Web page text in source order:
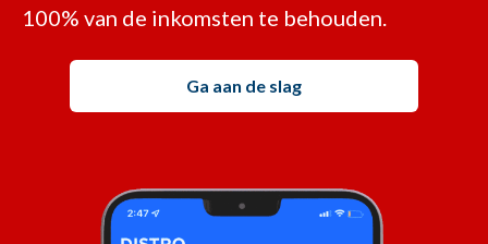
100% van de inkomsten te behouden.
Ga aan de slag